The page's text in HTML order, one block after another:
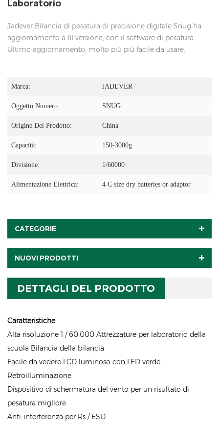
Laboratorio
Jadever Bilancia di pesatura di precisione digitale Snug ha
aggiornamento a III versione, con il software di pesatura
Ultimo aggiornamento, molto più più facile da usare.
Marca: JADEVER
Oggetto Numero: SNUG
Origine Del Prodotto: China
Capacità: 150-3000g
Divisione: 1/60000
Alimentazione Elettrica: 4 C size dry batteries or adaptor
CATEGORIE
NUOVI PRODOTTI
DETTAGLI DEL PRODOTTO
Caratteristiche
Alta risoluzione 1 / 60.000 Attrezzature per laboratorio della
scuola Bilancia della bilancia
Facile da vedere LCD luminoso con LED verde
Retroilluminazione
Dispositivo di schermatura del vento per un risultato di
pesatura migliore
Anti-interferenza per Rs / ESD